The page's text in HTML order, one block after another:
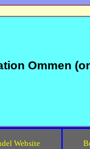
Ommen
Website